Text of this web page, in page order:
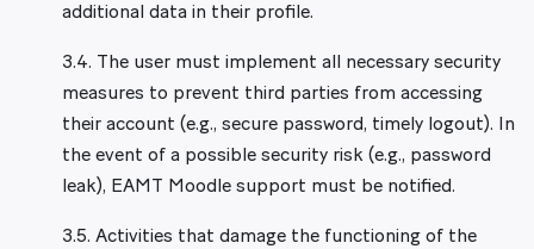
additional data in their profile.
3.4. The user must implement all necessary security
measures to prevent third parties from accessing
their account (e.g., secure password, timely logout). In
the event of a possible security risk (e.g., password
leak), EAMT Moodle support must be notified.
3.5. Activities that damage the functioning of the